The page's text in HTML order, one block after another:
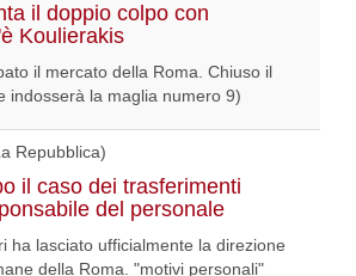
il doppio colpo con
Koulierakis
il mercato della Roma. Chiuso il
indosserà la maglia numero 9)
Repubblica)
il caso dei trasferimenti
del personale
ha lasciato ufficialmente la direzione
della Roma. "motivi personali"